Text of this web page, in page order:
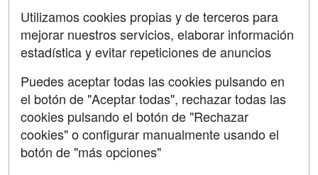
Contactar
Confidencialidad
Aviso legal
Copyleft
Utilizamos cookies propias y de terceros para
mejorar nuestros servicios, elaborar información
estadística y evitar repeticiones de anuncios
Puedes aceptar todas las cookies pulsando en
el botón de "Aceptar todas", rechazar todas las
cookies pulsando el botón de "Rechazar
cookies" o configurar manualmente usando el
botón de "más opciones"